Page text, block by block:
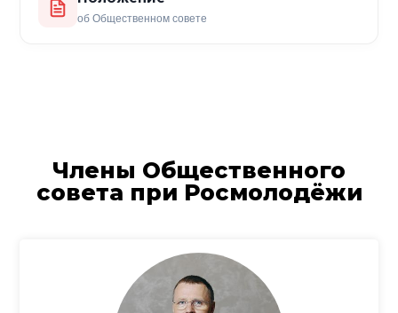
об Общественном совете
Члены Общественного
совета при Росмолодёжи